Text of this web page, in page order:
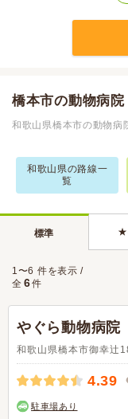
橋本市の動物病院
和歌山県橋本市の動物病
和歌山県の路線一
覧
標準 ★
1〜6 件を表示 /
全 6件
やぐら動物病院
和歌山県橋本市御幸辻
4.39
駐車場あり